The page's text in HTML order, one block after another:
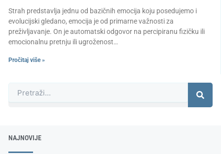
Strah predstavlja jednu od bazičnih emocija koju posedujemo i
evolucijski gledano, emocija je od primarne važnosti za
preživljavanje. On je automatski odgovor na percipiranu fizičku ili
emocionalnu pretnju ili ugroženost…
Pročitaj više »
NAJNOVIJE